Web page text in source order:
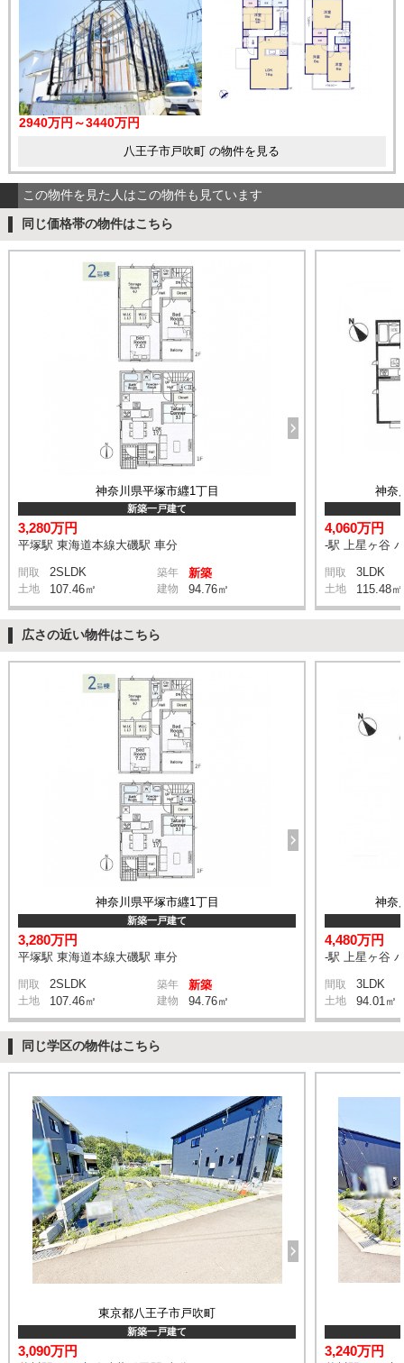
2940万円～3440万円
八王子市戸吹町 の物件を見る
この物件を見た人はこの物件も見ています
同じ価格帯の物件はこちら
神奈川県平塚市纒1丁目
新築一戸建て
3,280万円
平塚駅 東海道本線大磯駅 車分
間取 2SLDK 築年 新築
土地 107.46㎡ 建物 94.76㎡
神奈
4,060万円
-駅 上星ヶ谷
間取 3LDK
土地 115.48㎡
広さの近い物件はこちら
神奈川県平塚市纒1丁目
新築一戸建て
3,280万円
平塚駅 東海道本線大磯駅 車分
間取 2SLDK 築年 新築
土地 107.46㎡ 建物 94.76㎡
神奈
4,480万円
-駅 上星ヶ谷
間取 3LDK
土地 94.01㎡
同じ学区の物件はこちら
東京都八王子市戸吹町
新築一戸建て
3,090万円 3,240万円